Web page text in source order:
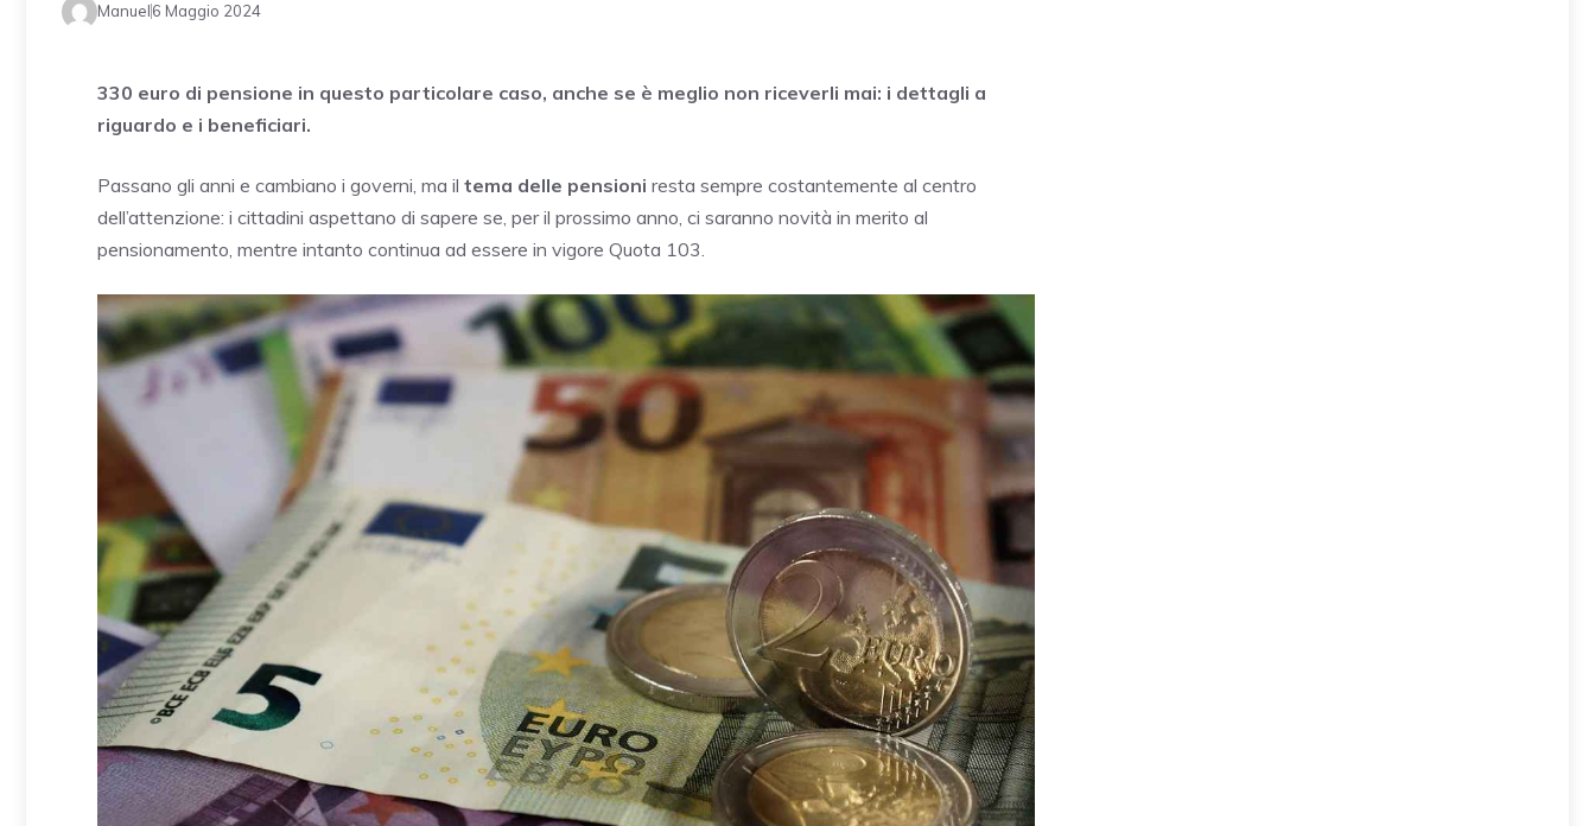
Manuel6 Maggio 2024
330 euro di pensione in questo particolare caso, anche se è meglio non riceverli mai: i dettagli a
riguardo e i beneficiari.
Passano gli anni e cambiano i governi, ma il tema delle pensioni resta sempre costantemente al centro
dell’attenzione: i cittadini aspettano di sapere se, per il prossimo anno, ci saranno novità in merito al
pensionamento, mentre intanto continua ad essere in vigore Quota 103.